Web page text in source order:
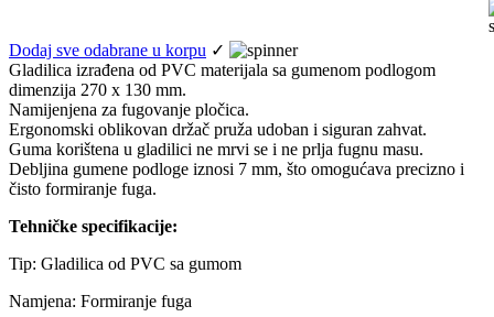
Dodaj sve odabrane u korpu ✓
Gladilica izrađena od PVC materijala sa gumenom podlogom
dimenzija 270 x 130 mm.
Namijenjena za fugovanje pločica.
Ergonomski oblikovan držač pruža udoban i siguran zahvat.
Guma korištena u gladilici ne mrvi se i ne prlja fugnu masu.
Debljina gumene podloge iznosi 7 mm, što omogućava precizno i
čisto formiranje fuga.
Tehničke specifikacije:
Tip: Gladilica od PVC sa gumom
Namjena: Formiranje fuga